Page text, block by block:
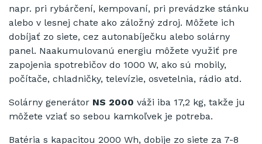
napr. pri rybárčení, kempovaní, pri prevádzke stánku
alebo v lesnej chate ako záložný zdroj. Môžete ich
dobíjať zo siete, cez autonabíječku alebo solárny
panel. Naakumulovanú energiu môžete využiť pre
zapojenia spotrebičov do 1000 W, ako sú mobily,
počítače, chladničky, televízie, osvetelnia, rádio atd.
Solárny generátor NS 2000 váži iba 17,2 kg, takže ju
môžete vziať so sebou kamkoľvek je potreba.
Batéria s kapacitou 2000 Wh, dobije zo siete za 7-8